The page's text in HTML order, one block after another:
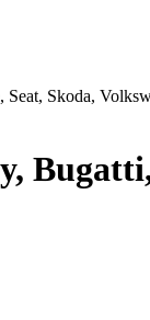
Skoda,